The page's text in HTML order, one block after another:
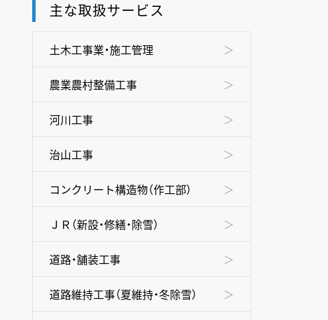
主な取扱サービス
土木工事業・施工管理
農業農村整備工事
河川工事
治山工事
コンクリート構造物（作工部）
ＪＲ（新設・修繕・除雪）
道路・舗装工事
道路維持工事（夏維持・冬除雪）